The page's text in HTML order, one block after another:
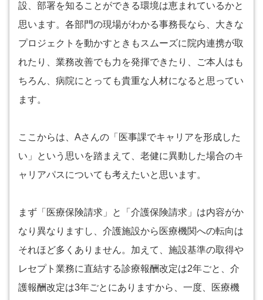
設、部署を知ることができる環境は恵まれているかと
思います。各部門の現場がわかる事務長なら、大きな
プロジェクトを動かすときもスムーズに院内連携が取
れたり、業務改善でも力を発揮できたり、ご本人はも
ちろん、病院にとっても貴重な人材になると思ってい
ます。
ここからは、Aさんの「医事課でキャリアを形成した
い」という思いを踏まえて、老健に異動した場合のキ
ャリアパスについても考えたいと思います。
まず「医療保険請求」と「介護保険請求」は内容がか
なり異なりますし、介護施設から医療機関への転向は
それほど多くありません。加えて、施設基準の取得や
レセプト業務に直結する診療報酬改定は2年ごと、介
護報酬改定は3年ごとにありますから、一度、医療機